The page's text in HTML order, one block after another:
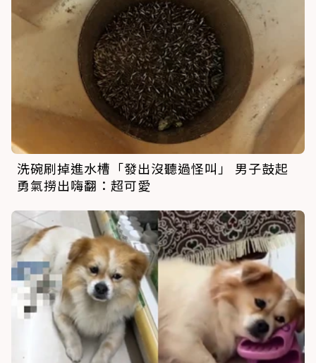
洗碗刷掉進水槽「發出沒聽過怪叫」 男子鼓起
勇氣撈出嗨翻：超可愛